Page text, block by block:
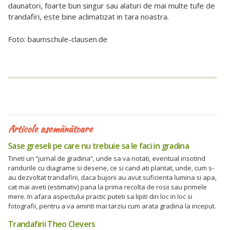
daunatori, foarte bun singur sau alaturi de mai multe tufe de
trandafiri, este bine aclimatizat in tara noastra.
Foto: baumschule-clausen.de
Articole asemănătoare
Sase greseli pe care nu trebuie sa le faci in gradina
Tineti un “jurnal de gradina”, unde sa va notati, eventual insotind
randurile cu diagrame si desene, ce si cand ati plantat, unde, cum s-
au dezvoltat trandafirii, daca bujorii au avut suficienta lumina si apa,
cat mai aveti (estimativ) pana la prima recolta de rosii sau primele
mere. In afara aspectului practic puteti sa lipiti din loc in loc si
fotografii, pentru a va aminti mai tarziu cum arata gradina la inceput.
Trandafirii Theo Clevers